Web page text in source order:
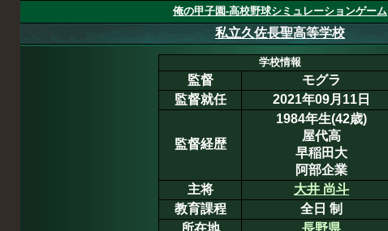
俺の甲子園-高校野球シミュレーションゲーム
私立久佐長聖高等学校
学校情報
監督
モグラ
監督就任
2021年09月11日
監督経歴
1984年生(42歳)
屋代高
早稲田大
阿部企業
主将
大井 尚斗
教育課程
全日 制
所在地
長野県